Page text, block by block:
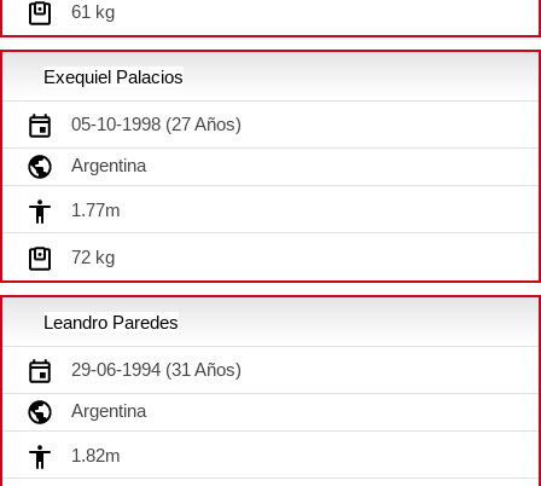
61 kg
Exequiel Palacios
05-10-1998 (27 Años)
Argentina
1.77m
72 kg
Leandro Paredes
29-06-1994 (31 Años)
Argentina
1.82m